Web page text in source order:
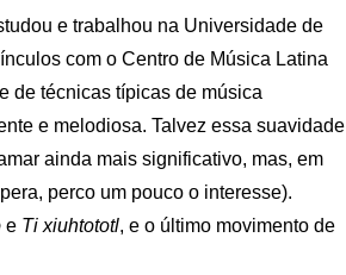
e trabalhou na Universidade de
com o Centro de Música Latina
de técnicas típicas de música
e melodiosa. Talvez essa suavidade
ainda mais significativo, mas, em
perco um pouco o interesse).
e Ti xiuhtototl, e o último movimento de